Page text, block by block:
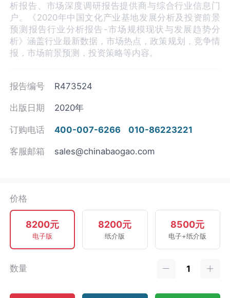
析报告、市场深度调研报告提供商与综合行业信息门
户。《2020年中国文化产业基地发展分析及投资前景
预测报告行业分析报告-市场规模现状与发展趋势分
析》涵盖行业最新数据，市场热点，政策规划，竞争情
报，市场前景预测，投资策略等内容。
报告编号 R473524
出版日期 2020年
订购电话 400-007-6266 010-86223221
客服邮箱 sales@chinabaogao.com
价格
8200元
电子版
8200元
纸介版
8500元
电子+纸介版
数量